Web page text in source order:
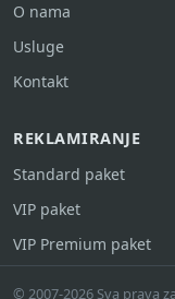
O nama
Usluge
Kontakt
REKLAMIRANJE
Standard paket
VIP paket
VIP Premium paket
© 2007-2026 Sva prava